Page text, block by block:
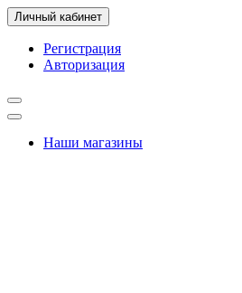
Личный кабинет
Регистрация
Авторизация
Наши магазины